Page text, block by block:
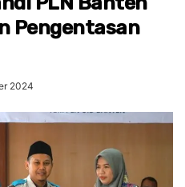
Pengentasan
2024